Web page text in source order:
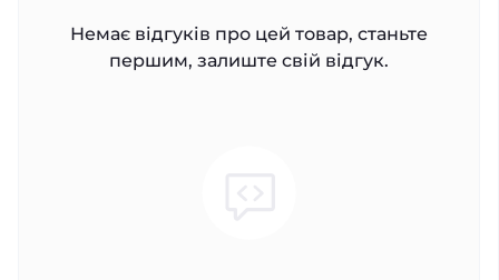
Немає відгуків про цей товар, станьте
першим, залиште свій відгук.